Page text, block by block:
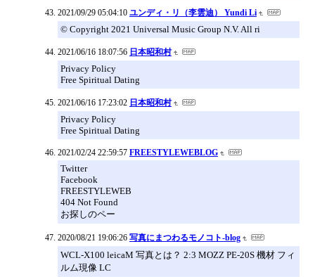
2021/09/29 05:04:10 ユンディ・リ（李雲迪） Yundi Li
© Copyright 2021 Universal Music Group N.V. All ri
2021/06/16 18:07:56 日本昭和村
Privacy Policy
Free Spiritual Dating
2021/06/16 17:23:02 日本昭和村
Privacy Policy
Free Spiritual Dating
2021/02/24 22:59:57 FREESTYLEWEBLOG
Twitter
Facebook
FREESTYLEWEB
404 Not Found
お探しのペー
2020/08/21 19:06:26 写真にまつわるモノコト-blog
WCL-X100 leicaM 写真とは？ 2:3 MOZZ PE-20S 機材 フィ
ルム現像 LC